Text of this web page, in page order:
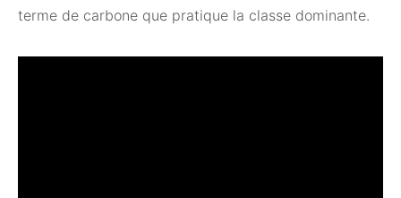
terme de carbone que pratique la classe dominante.